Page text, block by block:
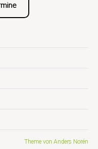
Theme von Anders Norén